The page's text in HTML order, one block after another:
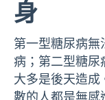
身
第一型糖尿病
病；第二型糖尿
大多是後天造成
數的人都是無感